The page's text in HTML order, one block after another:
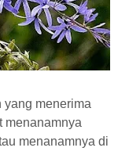
menerima
menanamnya
menanamnya di